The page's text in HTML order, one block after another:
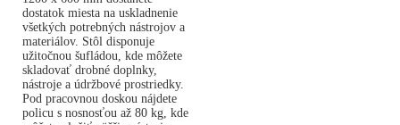
dostatok miesta na uskladnenie
všetkých potrebných nástrojov a
materiálov. Stôl disponuje
užitočnou šufládou, kde môžete
skladovať drobné doplnky,
nástroje a údržbové prostriedky.
Pod pracovnou doskou nájdete
policu s nosnosťou až 80 kg, kde